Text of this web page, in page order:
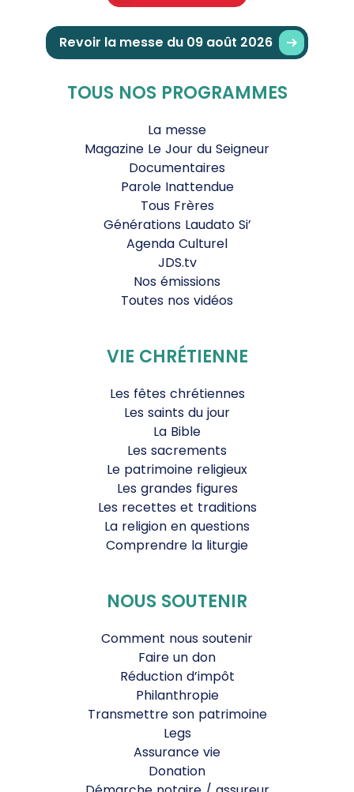
Revoir la messe du 09 août 2026
TOUS NOS PROGRAMMES
La messe
Magazine Le Jour du Seigneur
Documentaires
Parole Inattendue
Tous Frères
Générations Laudato Si’
Agenda Culturel
JDS.tv
Nos émissions
Toutes nos vidéos
VIE CHRÉTIENNE
Les fêtes chrétiennes
Les saints du jour
La Bible
Les sacrements
Le patrimoine religieux
Les grandes figures
Les recettes et traditions
La religion en questions
Comprendre la liturgie
NOUS SOUTENIR
Comment nous soutenir
Faire un don
Réduction d’impôt
Philanthropie
Transmettre son patrimoine
Legs
Assurance vie
Donation